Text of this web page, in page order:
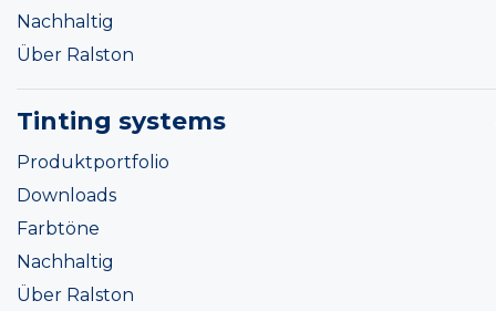
Nachhaltig
Über Ralston
Tinting systems
Produktportfolio
Downloads
Farbtöne
Nachhaltig
Über Ralston